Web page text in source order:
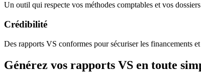
Un outil qui respecte vos méthodes comptables et vos
Crédibilité
Des rapports VS conformes pour sécuriser les financements
Générez vos rapports VS en toute